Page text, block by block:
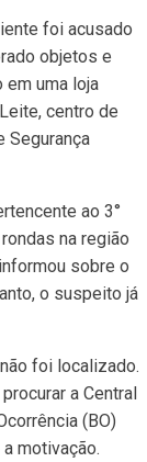
foi acusado
objetos e
uma loja
centro de
Segurança
ao 3°
na região
sobre o
o suspeito já
foi localizado.
a Central
(BO)
motivação.